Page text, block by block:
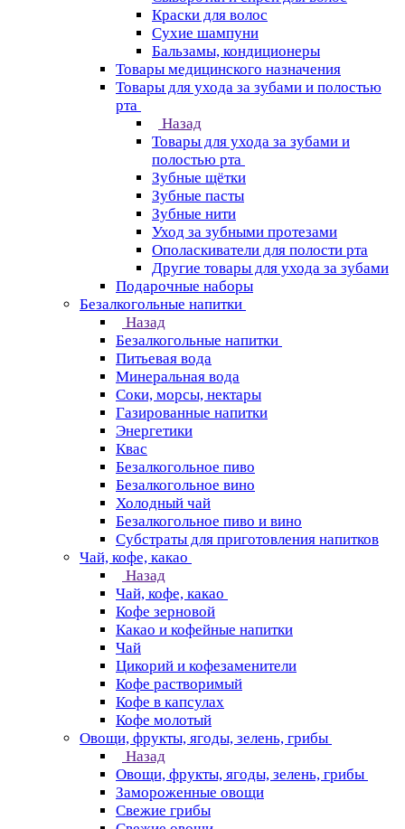
Краски для волос
Сухие шампуни
Бальзамы, кондиционеры
Товары медицинского назначения
Товары для ухода за зубами и полостью
рта
Назад
Товары для ухода за зубами и
полостью рта
Зубные щётки
Зубные пасты
Зубные нити
Уход за зубными протезами
Ополаскиватели для полости рта
Другие товары для ухода за зубами
Подарочные наборы
Безалкогольные напитки
Назад
Безалкогольные напитки
Питьевая вода
Минеральная вода
Соки, морсы, нектары
Газированные напитки
Энергетики
Квас
Безалкогольное пиво
Безалкогольное вино
Холодный чай
Безалкогольное пиво и вино
Субстраты для приготовления напитков
Чай, кофе, какао
Назад
Чай, кофе, какао
Кофе зерновой
Какао и кофейные напитки
Чай
Цикорий и кофезаменители
Кофе растворимый
Кофе в капсулах
Кофе молотый
Овощи, фрукты, ягоды, зелень, грибы
Назад
Овощи, фрукты, ягоды, зелень, грибы
Замороженные овощи
Свежие грибы